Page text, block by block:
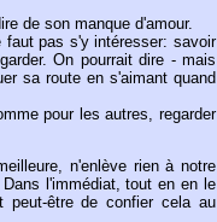
de son manque d'amour.
pas s'y intéresser: savoir
On pourrait dire - mais
sa route en s'aimant quand
pour les autres, regarder
n'enlève rien à notre
l'immédiat, tout en en le
être de confier cela au